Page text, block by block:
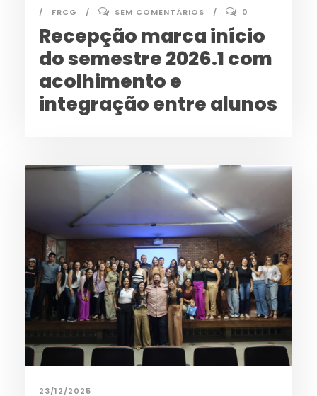
FRCG
SEM COMENTÁRIOS 0
Recepção marca início
do semestre 2026.1 com
acolhimento e
integração entre alunos
23/12/2025